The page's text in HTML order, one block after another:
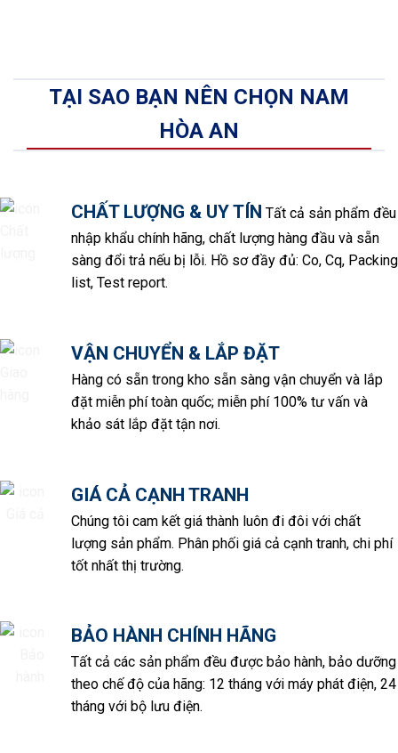
TẠI SAO BẠN NÊN CHỌN NAM
HÒA AN
CHẤT LƯỢNG & UY TÍN Tất cả sản phẩm đều
nhập khẩu chính hãng, chất lượng hàng đầu và sẵn
sàng đổi trả nếu bị lỗi. Hồ sơ đầy đủ: Co, Cq, Packing
list, Test report.
VẬN CHUYỂN & LẮP ĐẶT
Hàng có sẵn trong kho sẵn sàng vận chuyển và lắp
đặt miễn phí toàn quốc; miễn phí 100% tư vấn và
khảo sát lắp đặt tận nơi.
GIÁ CẢ CẠNH TRANH
Chúng tôi cam kết giá thành luôn đi đôi với chất
lượng sản phẩm. Phân phối giá cả cạnh tranh, chi phí
tốt nhất thị trường.
BẢO HÀNH CHÍNH HÃNG
Tất cả các sản phẩm đều được bảo hành, bảo dưỡng
theo chế độ của hãng: 12 tháng với máy phát điện, 24
tháng với bộ lưu điện.